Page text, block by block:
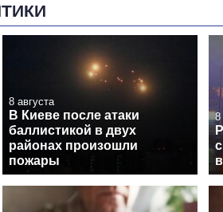
8 августа
В Киеве после атаки
баллистикой в двух
районах произошли
пожары
8